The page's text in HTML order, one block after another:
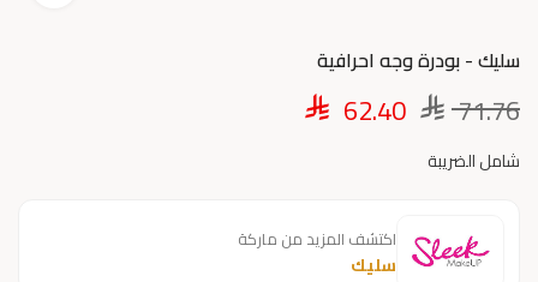
سليك - بودرة وجه احرافية
71.76
62.40
شامل الضريبة
اكتشف المزيد من ماركة
سليك